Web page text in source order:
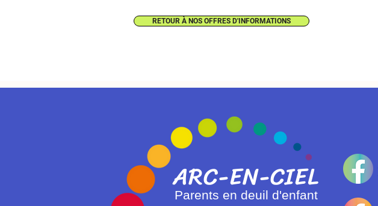
RETOUR À NOS OFFRES D'INFORMATIONS
Parents en deuil d'enfant
ARC-EN-CIEL